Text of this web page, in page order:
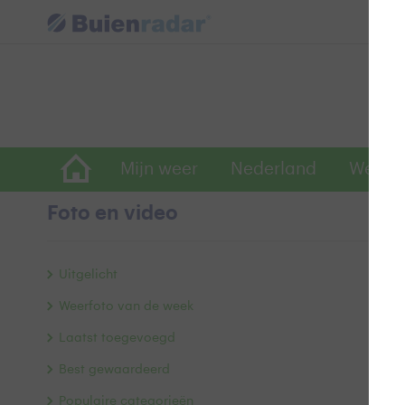
Mijn weer Nederland
Foto en video
Uitgelicht
Weerfoto van de week
Laatst toegevoegd
Best gewaardeerd
Populaire categorieën